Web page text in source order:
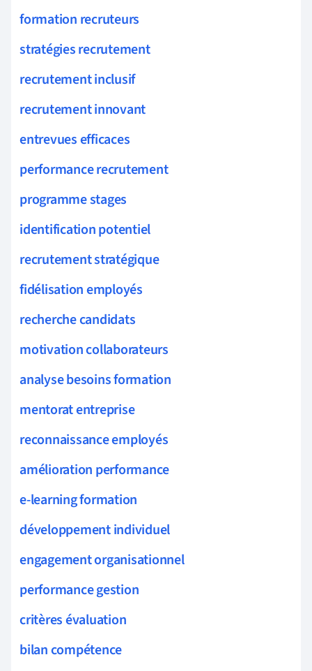
formation recruteurs
stratégies recrutement
recrutement inclusif
recrutement innovant
entrevues efficaces
performance recrutement
programme stages
identification potentiel
recrutement stratégique
fidélisation employés
recherche candidats
motivation collaborateurs
analyse besoins formation
mentorat entreprise
reconnaissance employés
amélioration performance
e-learning formation
développement individuel
engagement organisationnel
performance gestion
critères évaluation
bilan compétence